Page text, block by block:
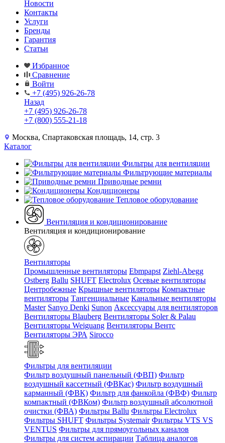
Новости
Контакты
Услуги
Бренды
Гарантия
Статьи
Избранное
Сравнение
Войти
+7 (495) 926-26-78
Назад
+7 (495) 926-26-78
+7 (800) 555-21-18
Москва, Спартаковская площадь, 14, стр. 3
Каталог
Фильтры для вентиляции
Фильтрующие материалы
Приводные ремни
Кондиционеры
Тепловое оборудование
Вентиляция и кондиционирование
Вентиляция и кондиционирование
Вентиляторы
Промышленные вентиляторы Ebmpapst Ziehl-Abegg
Ostberg Ballu SHUFT Electrolux Осевые вентиляторы
Центробежные Крышные вентиляторы Компактные
вентиляторы Тангенциальные Канальные вентиляторы
Master Sanyo Denki Sunon Аксессуары для вентиляторов
Вентиляторы Blauberg Вентиляторы Soler & Palau
Вентиляторы Weiguang Вентиляторы Вентс
Вентиляторы ЭРА Sirocco
Фильтры для вентиляции
Фильтр воздушный панельный (ФВП) Фильтр
воздушный кассетный (ФВКас) Фильтр воздушный
карманный (ФВК) Фильтр для фанкойла (ФВФ) Фильтр
компактный (ФВКом) Фильтр воздушный абсолютной
очистки (ФВА) Фильтры Ballu Фильтры Electrolux
Фильтры SHUFT Фильтры Systemair Фильтры VTS VS
VENTUS Фильтры для прямоугольных каналов
Фильтры для систем аспирации Таблица аналогов